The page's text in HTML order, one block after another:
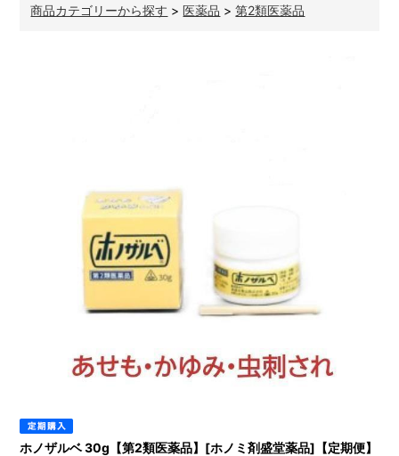
商品カテゴリーから探す > 医薬品 >第2類医薬品
ホノザルベ 30g【第2類医薬品】[ホノミ剤盛堂薬品]【定期便】